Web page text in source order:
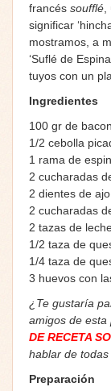
francés soufflé
significar
mostramos, a
‘Suflé de
tuyos con un
Ingredientes
100 gr de
1/2 cebolla
1 rama de
2 cucharadas
2 dientes de
2 cucharadas
2 tazas de
1/2 taza de
1/4 taza de
3 huevos con
¿Te gustaría
amigos de esta
DE RECETA
hablar de todas
Preparación